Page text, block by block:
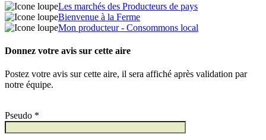
Les marchés des Producteurs de pays
Bienvenue à la Ferme
Mon producteur - Consommons local
Donnez votre avis sur cette aire
Postez votre avis sur cette aire, il sera affiché après validation par
notre équipe.
Pseudo *